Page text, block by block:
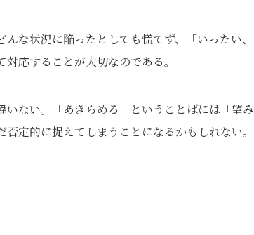
な状況に陥ったとしても慌てず、「いったい、
応することが大切なのである。
ない。「あきらめる」ということばには「望み
定的に捉えてしまうことになるかもしれない。